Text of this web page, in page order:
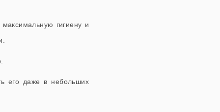
максимальную гигиену и
его даже в небольших